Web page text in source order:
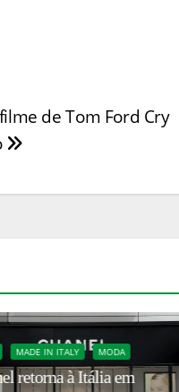
de Tom Ford Cry
BLOG CULTURA
TRADIÇÕES
além do turismo:
resgata oliveiras